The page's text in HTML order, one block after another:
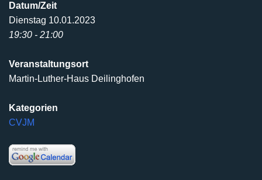
Datum/Zeit
Dienstag 10.01.2023
19:30 - 21:00
Veranstaltungsort
Martin-Luther-Haus Deilinghofen
Kategorien
CVJM